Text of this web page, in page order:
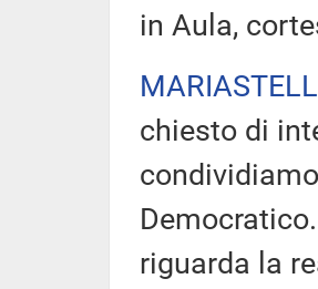
in Aula,
chiesto di
riguarda la